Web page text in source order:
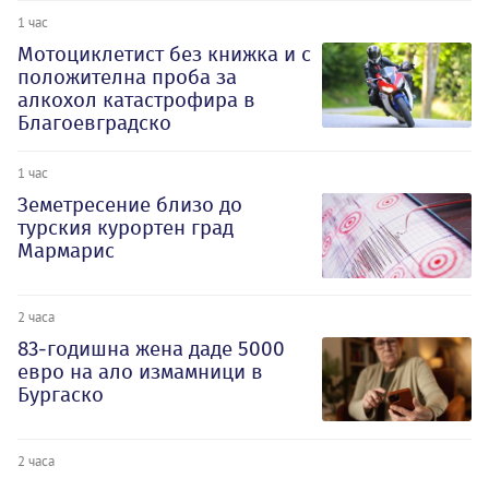
1 час
Мотоциклетист без книжка и с
положителна проба за
алкохол катастрофира в
Благоевградско
1 час
Земетресение близо до
турския курортен град
Мармарис
2 часа
83-годишна жена даде 5000
евро на ало измамници в
Бургаско
2 часа